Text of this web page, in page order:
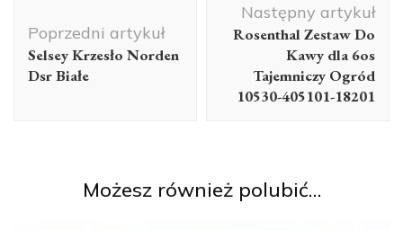
wpisu
Poprzedni artykuł
Selsey Krzesło Norden
Dsr Białe
Następny artykuł
Rosenthal Zestaw Do
Kawy dla 6os
Tajemniczy Ogród
10530-405101-18201
Możesz również polubić…